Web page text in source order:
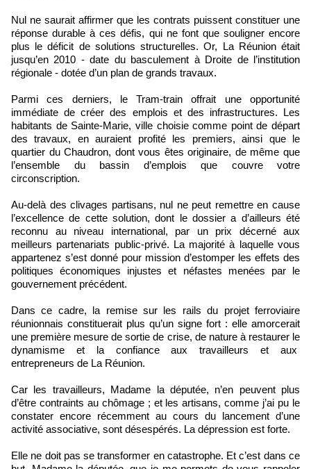
Nul ne saurait affirmer que les contrats puissent constituer une
réponse durable à ces défis, qui ne font que souligner encore
plus le déficit de solutions structurelles. Or, La Réunion était
jusqu’en 2010 - date du basculement à Droite de l’institution
régionale - dotée d’un plan de grands travaux.
Parmi ces derniers, le Tram-train offrait une opportunité
immédiate de créer des emplois et des infrastructures. Les
habitants de Sainte-Marie, ville choisie comme point de départ
des travaux, en auraient profité les premiers, ainsi que le
quartier du Chaudron, dont vous êtes originaire, de même que
l’ensemble du bassin d’emplois que couvre votre
circonscription.
Au-delà des clivages partisans, nul ne peut remettre en cause
l’excellence de cette solution, dont le dossier a d’ailleurs été
reconnu au niveau international, par un prix décerné aux
meilleurs partenariats public-privé. La majorité à laquelle vous
appartenez s’est donné pour mission d’estomper les effets des
politiques économiques injustes et néfastes menées par le
gouvernement précédent.
Dans ce cadre, la remise sur les rails du projet ferroviaire
réunionnais constituerait plus qu’un signe fort : elle amorcerait
une première mesure de sortie de crise, de nature à restaurer le
dynamisme et la confiance aux travailleurs et aux
entrepreneurs de La Réunion.
Car les travailleurs, Madame la députée, n’en peuvent plus
d’être contraints au chômage ; et les artisans, comme j’ai pu le
constater encore récemment au cours du lancement d’une
activité associative, sont désespérés. La dépression est forte.
Elle ne doit pas se transformer en catastrophe. Et c’est dans ce